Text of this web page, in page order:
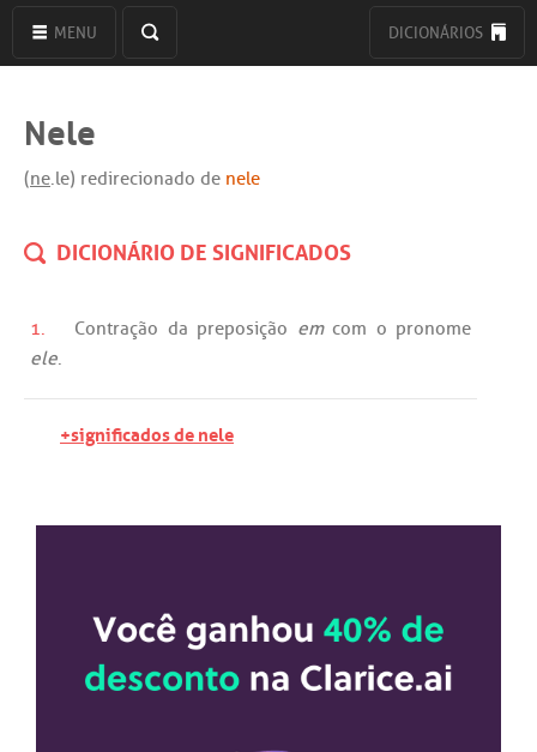
MENU DICIONÁRIOS
Nele
(ne.le) redirecionado de nele
DICIONÁRIO DE SIGNIFICADOS
1. Contração da preposição em com o pronome
ele.
+significados de nele